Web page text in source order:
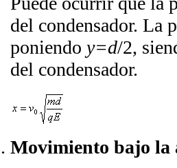
del condensador. La
poniendo y=d/2,
del condensador.
Movimiento bajo la